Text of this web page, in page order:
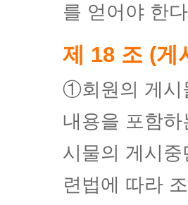
를 얻어야 한
제 18 조 (게
①회원의 게시
내용을 포함
시물의 게시
련법에 따라